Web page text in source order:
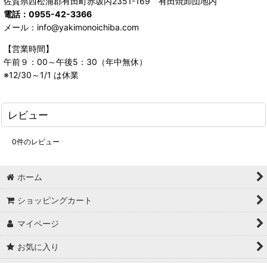
電話：0955-42-3366
メール：info@yakimonoichiba.com
【営業時間】
午前９：00～午後5：30（年中無休）
※12/30～1/1 は休業
レビュー
0件のレビュー
ホーム
ショッピングカート
マイページ
お気に入り